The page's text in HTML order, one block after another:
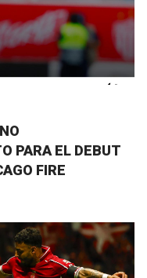
PARA EL DEBUT
FIRE